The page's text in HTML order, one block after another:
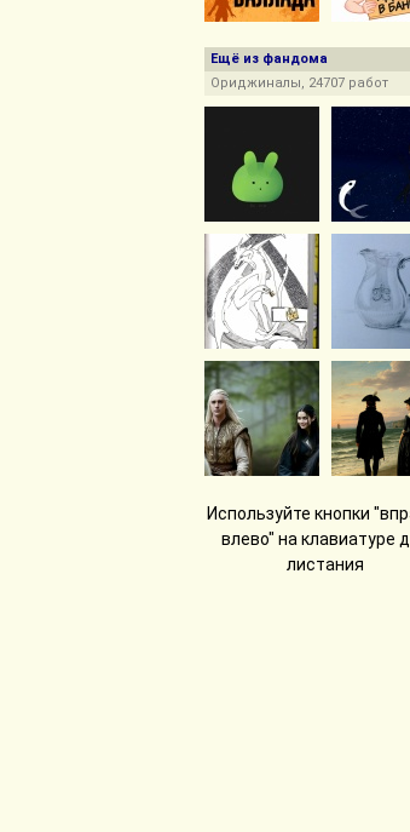
Ещё из фандома
Ориджиналы, 24707 работ
Используйте кнопки
влево" на клавиатуре
листания